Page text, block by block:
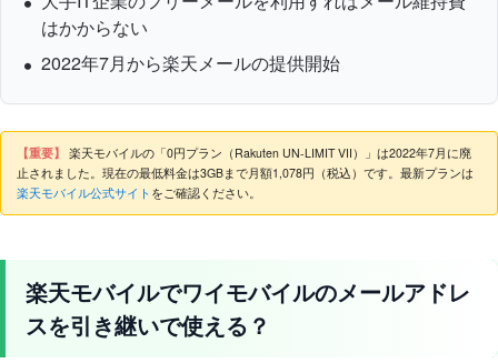
はかからない
2022年7月から楽天メールの提供開始
【重要】 楽天モバイルの「0円プラン（Rakuten UN-LIMIT VII）」は2022年7月に廃
止されました。現在の最低料金は3GBまで月額1,078円（税込）です。最新プランは
楽天モバイル公式サイト をご確認ください。
楽天モバイルでワイモバイルのメールアドレ
スを引き継いで使える？